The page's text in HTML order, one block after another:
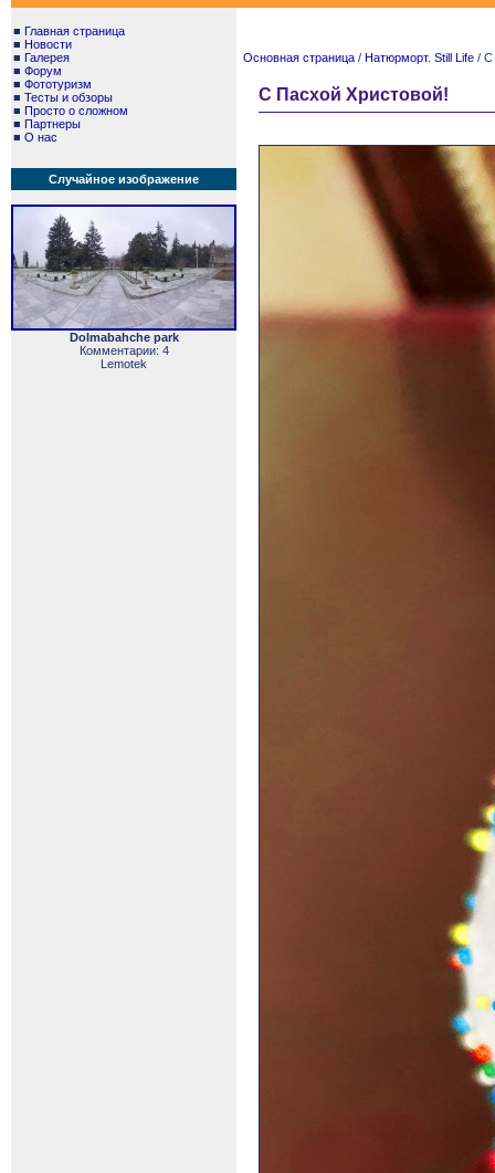
■ Главная страница
■ Новости
■ Галерея
■ Форум
■ Фототуризм
■ Тесты и обзоры
■ Просто о сложном
■ Партнеры
■ О нас
Случайное изображение
Dolmabahche park
Комментарии: 4
Lemotek
Основная страница / Натюрморт. Still Life / С
С Пасхой Христовой!